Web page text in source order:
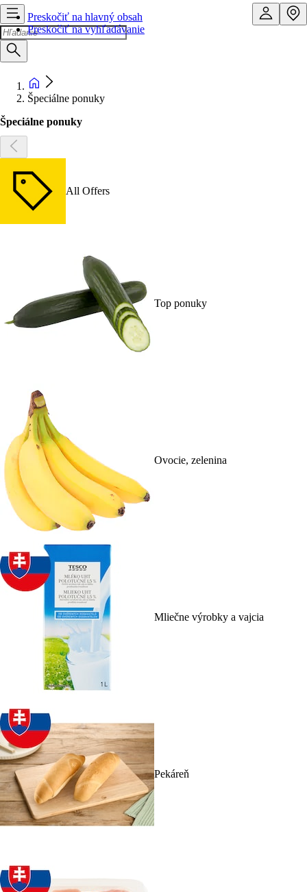
Preskočiť na hlavný obsah
Preskočiť na vyhľadávanie
Špeciálne ponuky
Špeciálne ponuky
All Offers
Top ponuky
Ovocie, zelenina
Mliečne výrobky a vajcia
Pekáreň